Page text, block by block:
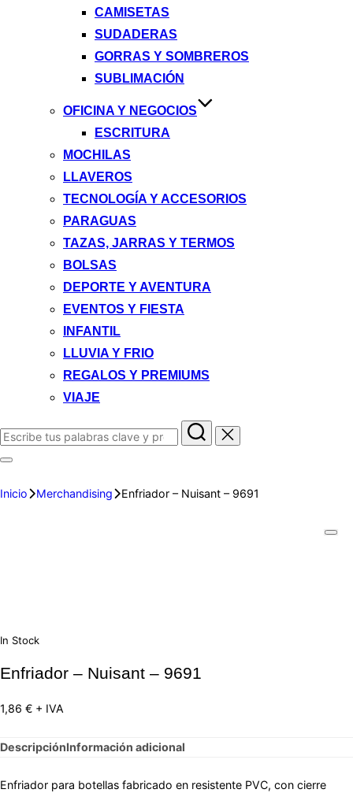
CAMISETAS
SUDADERAS
GORRAS Y SOMBREROS
SUBLIMACIÓN
OFICINA Y NEGOCIOS
ESCRITURA
MOCHILAS
LLAVEROS
TECNOLOGÍA Y ACCESORIOS
PARAGUAS
TAZAS, JARRAS Y TERMOS
BOLSAS
DEPORTE Y AVENTURA
EVENTOS Y FIESTA
INFANTIL
LLUVIA Y FRIO
REGALOS Y PREMIUMS
VIAJE
Inicio Merchandising Enfriador – Nuisant – 9691
In Stock
Enfriador – Nuisant – 9691
1,86 € + IVA
DescripciónInformación adicional
Enfriador para botellas fabricado en resistente PVC, con cierre